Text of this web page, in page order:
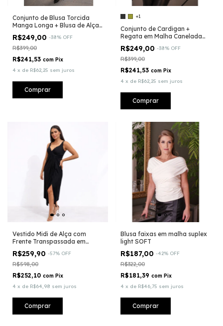
Conjunto de Blusa Torcida
Manga Longa + Blusa de Alça
R$249,00 -38% OFF
R$399,00
R$241,53 com Pix
4 x de R$62,25 sem juros
Comprar
+1
Conjunto de Cardigan +
Regata em Malha Canelada
R$249,00 -38% OFF
R$399,00
R$241,53 com Pix
4 x de R$62,25 sem juros
Comprar
Vestido Midi de Alça com
Frente Transpassada em
Malha Fluity Shinny
R$259,90 -57% OFF
R$598,00
R$252,10 com Pix
4 x de R$64,98 sem juros
Comprar
Blusa faixas em malha suplex
light SOFT
R$187,00 -42% OFF
R$322,00
R$181,39 com Pix
4 x de R$46,75 sem juros
Comprar